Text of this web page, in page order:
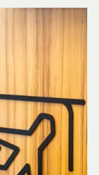
cashback